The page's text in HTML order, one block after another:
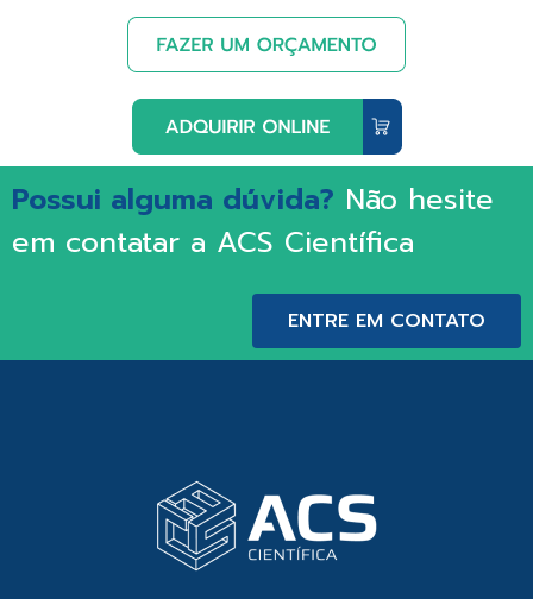
Possui alguma dúvida? Não hesite
em contatar a ACS Científica
ENTRE EM CONTATO